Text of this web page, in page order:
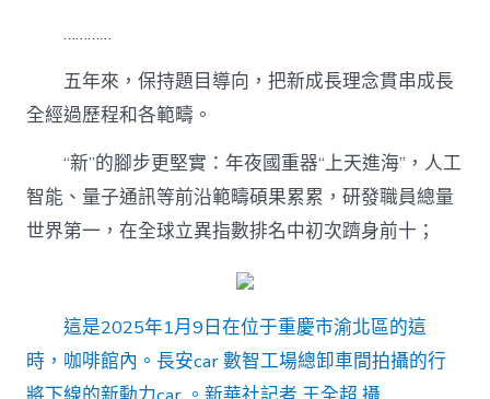
…………
五年來，保持題目導向，把新成長理念貫串成長
全經過歷程和各範疇。
“新”的腳步更堅實：年夜國重器“上天進海”，人工
智能、量子通訊等前沿範疇碩果累累，研發職員總量
世界第一，在全球立異指數排名中初次躋身前十；
這是2025年1月9日在位于重慶市渝北區的這
時，咖啡館內。長安car 數智工場總卸車間拍攝的行